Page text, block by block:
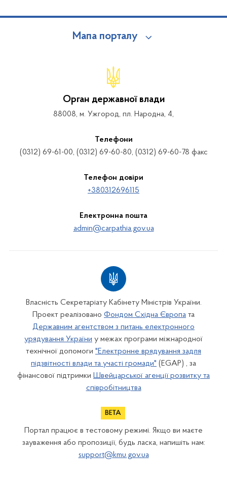
Мапа порталу
Орган державної влади
88008, м. Ужгород, пл. Народна, 4,
Телефони
(0312) 69-61-00, (0312) 69-60-80, (0312) 69-60-78 факс
Телефон довіри
+380312696115
Електронна пошта
admin@carpathia.gov.ua
Власність Секретаріату Кабінету Міністрів України.
Проект реалізовано Фондом Східна Європа та
Державним агентством з питань електронного
урядування України у межах програми міжнародної
технічної допомоги "Електронне врядування задля
підзвітності влади та участі громади" (EGAP) , за
фінансової підтримки Швейцарської агенції розвитку та
співробітництва
Портал працює в тестовому режимі. Якщо ви маєте
зауваження або пропозиції, будь ласка, напишіть нам:
support@kmu.gov.ua